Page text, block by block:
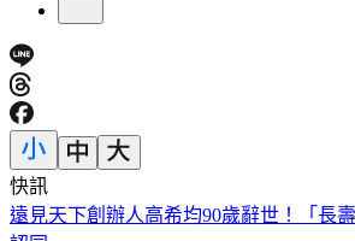
快訊
美股開盤／聯準會升息疑慮意外減緩！